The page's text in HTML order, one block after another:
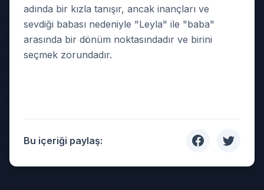
adında bir kızla tanışır, ancak inançları ve
sevdiği babası nedeniyle "Leyla" ile "baba"
arasında bir dönüm noktasındadır ve birini
seçmek zorundadır.
Bu içeriği paylaş: